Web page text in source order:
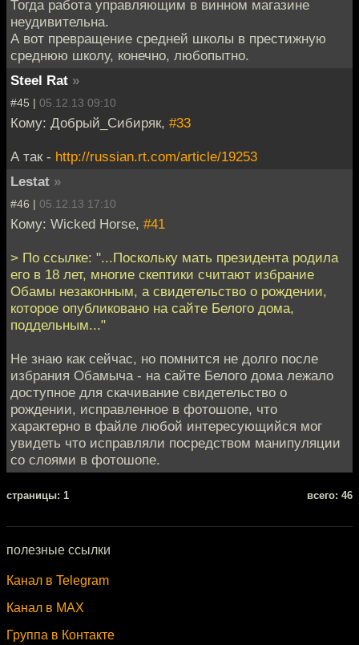
Тогда работа управляющим в винном магазине
неудивительна.
А вот превращение средней школы в престижную
среднюю школу, конечно, любопытно.
Steel Rat »
#45 | 05.12.13 09:10
Кому: Добрый_Сибиряк, #33
А так - http://russian.rt.com/article/19253
Lestat »
#46 | 05.12.13 17:10
Кому: Wicked Horse, #41
> По ссылке: "...Поскольку мать президента родила
его в 18 лет, многие скептики считают избрание
Обамы незаконным, а свидетельство о рождении,
которое опубликовано на сайте Белого дома,
поддельным..."
Не знаю как сейчас, но помнится не долго после
избрания Обамыча - на сайте Белого дома лежало
доступное для скачивание свидетельство о
рождении, исправленное в фотошопе, что
характерно в файле любой интересующийся мог
увидеть что исправляли посредством манипуляции
со слоями в фотошопе.
cтраницы: 1 всего: 46
полезные ссылки
Канал в Telegram
Канал в MAX
Группа в Контакте